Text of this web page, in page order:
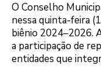
O Conselho
nessa quinta-feira
biênio 2024–2026.
a participação de
entidades que